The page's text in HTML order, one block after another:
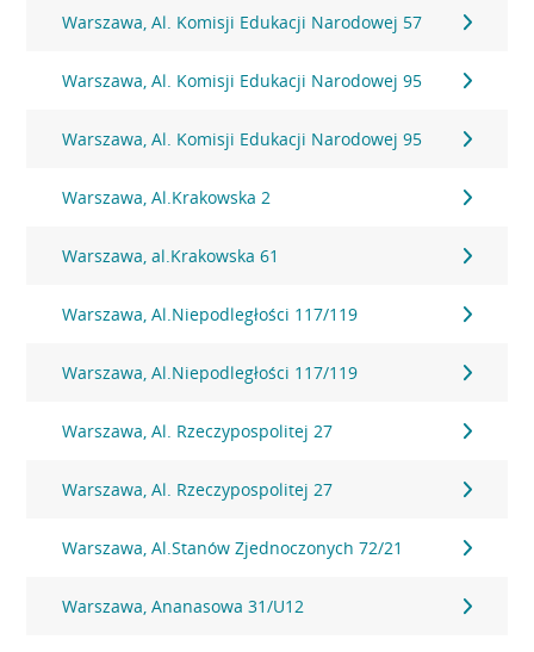
Warszawa, Al. Komisji Edukacji Narodowej 57
Warszawa, Al. Komisji Edukacji Narodowej 95
Warszawa, Al. Komisji Edukacji Narodowej 95
Warszawa, Al.Krakowska 2
Warszawa, al.Krakowska 61
Warszawa, Al.Niepodległości 117/119
Warszawa, Al.Niepodległości 117/119
Warszawa, Al. Rzeczypospolitej 27
Warszawa, Al. Rzeczypospolitej 27
Warszawa, Al.Stanów Zjednoczonych 72/21
Warszawa, Ananasowa 31/U12